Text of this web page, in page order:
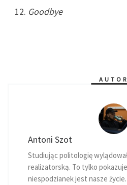
Goodbye
AUTOR
Antoni Szot
Studiując politologię
realizatorską. To tylko
niespodzianek jest nasze